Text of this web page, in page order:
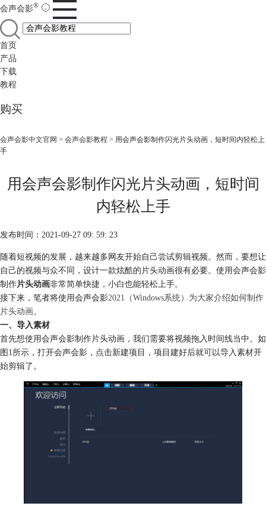
会声会影®
首页
产品
下载
教程
购买
会声会影中文官网 > 会声会影教程 > 用会声会影制作闪光片头动画，短时间内轻松上
手
用会声会影制作闪光片头动画，短时间
内轻松上手
发布时间：2021-09-27 09: 59: 23
随着短视频的发展，越来越多网友开始自己尝试剪辑视频。然而，要想让
自己的视频与众不同，设计一款炫酷的片头动画很有必要。使用会声会影
制作片头动画非常简单快捷，小白也能轻松上手。
接下来，笔者将使用会声会影2021（Windows系统）为大家介绍如何制作
片头动画。
一、导入素材
首先想使用会声会影制作片头动画，我们需要将视频拖入时间线当中。如
图1所示，打开会声会影，点击新建项目，项目建好后就可以导入素材开
始剪辑了。